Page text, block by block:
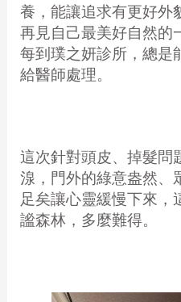
養，能讓追求有更好外
再見自己最美好自然的
每到璞之妍診所，總是
給醫師處理。
這次針對頭皮、掉髮問
湶，門外的綠意盎然、
足矣讓心靈緩慢下來，
謐森林，多麼難得。